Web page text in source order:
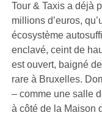
Tour & Taxis a déjà
millions d’euros,
écosystème
enclavé, ceint de
est ouvert, baigné
rare à Bruxelles.
– comme une salle
à côté de la Maison